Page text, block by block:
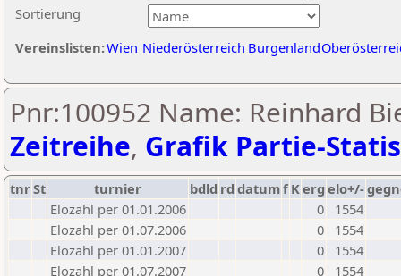
Sortierung
Vereinslisten:Wien Niederösterreich Burgenland
Pnr:100952 Name: Reinhard
Zeitreihe, Grafik Partie-
tnrSt turnier bdld rd datumf Kerg elo+/-
Elozahl per 01.01.2006
0
1554
Elozahl per 01.07.2006
0
1554
Elozahl per 01.01.2007
0
1554
Elozahl per 01.07.2007
0
1554